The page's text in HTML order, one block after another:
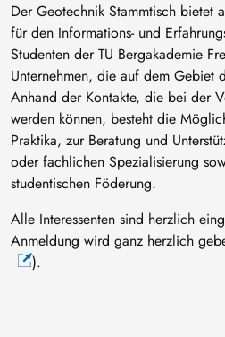
Der Geotechnik Stammtisch bietet
für den Informations- und
Studenten der TU Bergakademie
Unternehmen, die auf dem Gebiet
Anhand der Kontakte, die bei der
werden können, besteht die
Praktika, zur Beratung und
oder fachlichen Spezialisierung
studentischen Föderung.
Alle Interessenten sind herzlich
Anmeldung wird ganz herzlich
).